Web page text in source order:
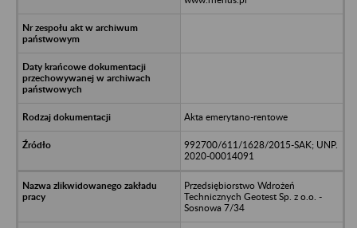
Akta emerytano-rentowe
992700/611/1628/2015-SAK; UNP.
2020-00014091
Przedsiębiorstwo Wdrożeń
Technicznych Geotest Sp. z o.o. -
Sosnowa 7/34